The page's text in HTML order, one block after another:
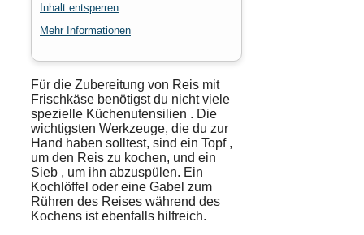
Inhalt entsperren
Mehr Informationen
Für die Zubereitung von Reis mit
Frischkäse benötigst du nicht viele
spezielle Küchenutensilien . Die
wichtigsten Werkzeuge, die du zur
Hand haben solltest, sind ein Topf ,
um den Reis zu kochen, und ein
Sieb , um ihn abzuspülen. Ein
Kochlöffel oder eine Gabel zum
Rühren des Reises während des
Kochens ist ebenfalls hilfreich.